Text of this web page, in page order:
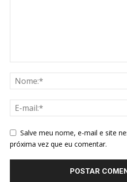
Salve meu nome, e-mail e site
próxima vez que eu comentar.